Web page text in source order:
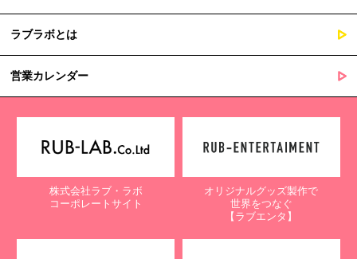
ラブラボとは
営業カレンダー
株式会社ラブ・ラボ
コーポレートサイト
オリジナルグッズ製作で
世界をつなぐ
【ラブエンタ】